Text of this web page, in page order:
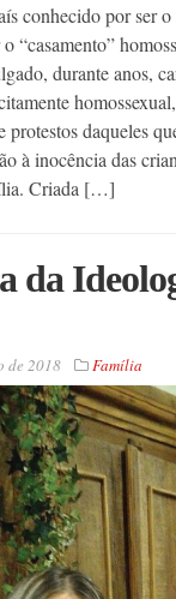
conhecido por ser
“casamento”
durante anos,
protestos daqueles
à inocência das
Criada […]
da
de 2018 Família